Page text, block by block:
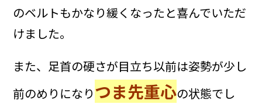
のベルトもかなり緩くなったと喜んでいただ
けました。
また、足首の硬さが目立ち以前は姿勢が少し
前のめりになりつま先重心の状態でし